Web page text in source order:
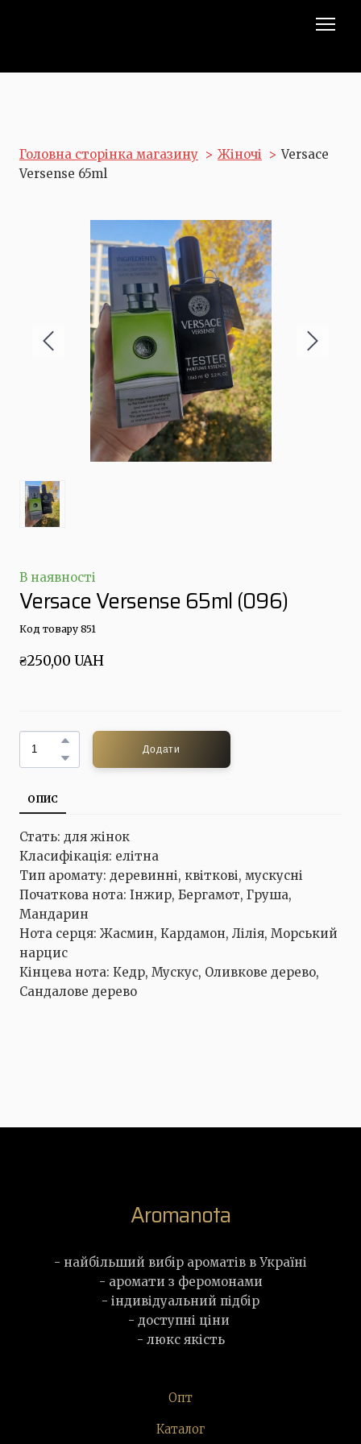
Головна сторінка магазину Жіночі
Versace
Versense 65ml
В наявності
Versace Versense 65ml (096)
Код товару 851
₴250,00 UAH
Додати
ОПИС
Стать: для жінок
Класифікація: елітна
Тип аромату: деревинні, квіткові, мускусні
Початкова нота: Інжир, Бергамот, Груша,
Мандарин
Нота серця: Жасмин, Кардамон, Лілія, Морський
нарцис
Кінцева нота: Кедр, Мускус, Оливкове дерево,
Сандалове дерево
Aromanota
- найбільший вибір ароматів в Україні
- аромати з феромонами
- індивідуальний підбір
- доступні ціни
- люкс якість
Опт
Каталог